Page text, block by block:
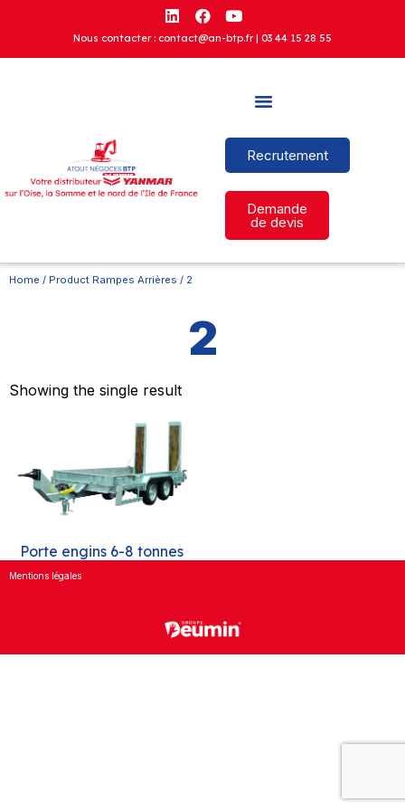
Nous contacter : contact@an-btp.fr | 03 44 15 28 55
Recrutement
Demande
de devis
Home / Product Rampes Arrières / 2
2
Showing the single result
Porte engins 6-8 tonnes
Mentions légales